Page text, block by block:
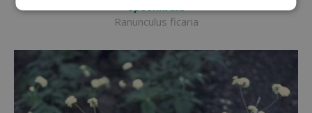
Speenkruid
Ranunculus ficaria